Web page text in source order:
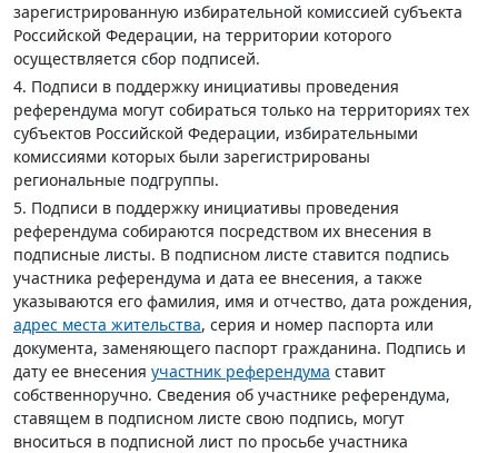
зарегистрированную избирательной комиссией субъекта
Российской Федерации, на территории которого
осуществляется сбор подписей.
4. Подписи в поддержку инициативы проведения
референдума могут собираться только на территориях тех
субъектов Российской Федерации, избирательными
комиссиями которых были зарегистрированы
региональные подгруппы.
5. Подписи в поддержку инициативы проведения
референдума собираются посредством их внесения в
подписные листы. В подписном листе ставится подпись
участника референдума и дата ее внесения, а также
указываются его фамилия, имя и отчество, дата рождения,
адрес места жительства, серия и номер паспорта или
документа, заменяющего паспорт гражданина. Подпись и
дату ее внесения участник референдума ставит
собственноручно. Сведения об участнике референдума,
ставящем в подписном листе свою подпись, могут
вноситься в подписной лист по просьбе участника